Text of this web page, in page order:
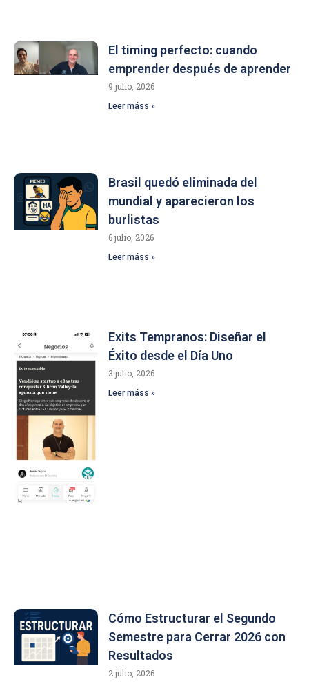
El timing perfecto: cuando
emprender después de aprender
9 julio, 2026
Leer máss »
Brasil quedó eliminada del
mundial y aparecieron los
burlistas
6 julio, 2026
Leer máss »
Exits Tempranos: Diseñar el
Éxito desde el Día Uno
3 julio, 2026
Leer máss »
Cómo Estructurar el Segundo
Semestre para Cerrar 2026 con
Resultados
2 julio, 2026